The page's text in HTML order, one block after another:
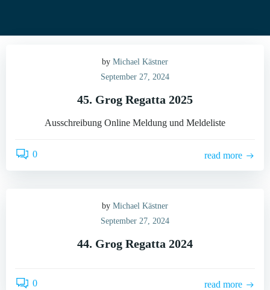
by Michael Kästner
September 27, 2024
45. Grog Regatta 2025
Ausschreibung Online Meldung und Meldeliste
0 read more
by Michael Kästner
September 27, 2024
44. Grog Regatta 2024
0 read more